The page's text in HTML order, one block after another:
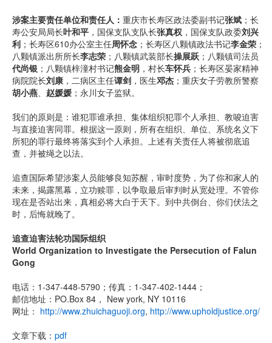
涉案主要责任单位和责任人： 重庆市长寿区政法委副书记张斌 ；长
寿公安局局长叶和平 ，国保支队支队长张真权 ，国保支队政委刘兴
利 ；长寿区610办公室主任周怀念 ；长寿区八颗镇政法书记李金荣 ；
八颗镇派出所所长李志荣 ；八颗镇武装部长操展跃 ；八颗镇司法员
代尚银 ；八颗镇梓潼村书记熊金明 ，村长车怀兵 ；长寿区晏家精神
病院院长刘康 ，二病区主任谭剑 ，医生邓杰 ；重庆女子劳教所警察
胡小燕、 赵媛媛 ；永川女子监狱。
我们的原则是：谁犯罪谁承担、集体组织犯罪个人承担、教唆迫害
与直接迫害同罪。根据这一原则，所有在组织、单位、系统名义下
所犯的罪行最终将落实到个人承担。上述有关责任人将被彻底追
查，并被绳之以法。
追查国际希望涉案人员能够良知苏醒，审时度势，为了你和家人的
未来，揭露黑幕，立功赎罪，以争取最后审判时从宽处理。不管你
现在是否站出来，真相必将大白于天下。到中共倒台、你们伏法之
时，后悔就晚了。
追查迫害法轮功国际组织
World Organization to Investigate the Persecution of Falun
Gong
电话：1-347-448-5790；传真：1-347-402-1444；
邮信地址：PO.Box 84， New york, NY 10116
网址： http://www.zhuichaguoji.org, http://www.upholdjustice.org/
文章下载： pdf